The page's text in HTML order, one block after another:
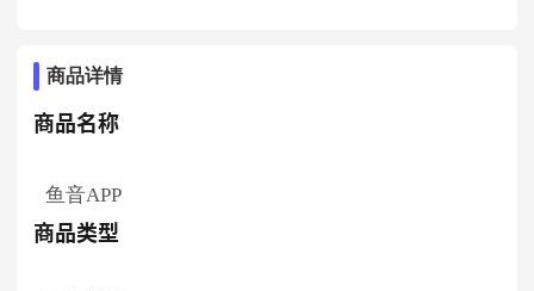
商品详情
商品名称
鱼音APP
商品类型